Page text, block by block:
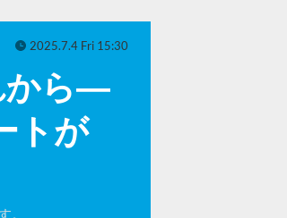
から―
トが
。
2025.7.4 Fri 15:30